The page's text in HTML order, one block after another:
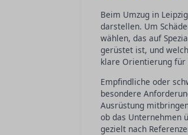
Beim Umzug in
darstellen. Um
wählen, das auf
gerüstet ist, und
klare Orientierung für
Empfindliche oder
besondere
Ausrüstung
ob das Unternehmen
gezielt nach